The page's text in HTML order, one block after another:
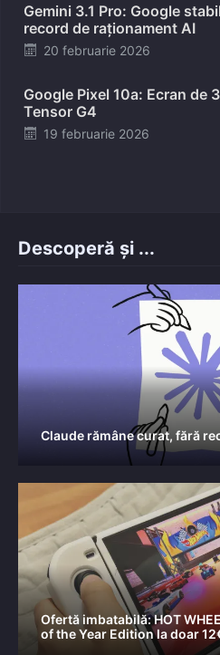
Gemini 3.1 Pro: Google
record de raționament AI
Posted
20 februarie 2026
Google Pixel 10a: Ecran de
Tensor G4
Posted
19 februarie 2026
Descoperă și ...
Claude rămâne curat, fără
Ofertă imbatabilă: HOT
of the Year Edition la doar